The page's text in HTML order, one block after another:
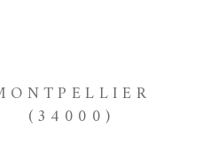
(34000)